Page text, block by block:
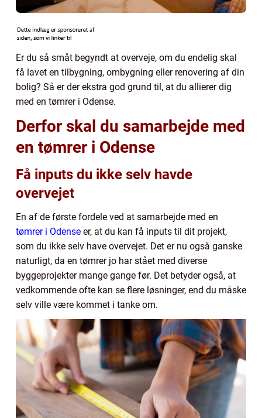
Er du så småt begyndt at overveje, om du endelig skal
få lavet en tilbygning, ombygning eller renovering af din
bolig? Så er der ekstra god grund til, at du allierer dig
med en tømrer i Odense.
Derfor skal du samarbejde med
en tømrer i Odense
Få inputs du ikke selv havde
overvejet
En af de første fordele ved at samarbejde med en
tømrer i Odense er, at du kan få inputs til dit projekt,
som du ikke selv have overvejet. Det er nu også ganske
naturligt, da en tømrer jo har stået med diverse
byggeprojekter mange gange før. Det betyder også, at
vedkommende ofte kan se flere løsninger, end du måske
selv ville være kommet i tanke om.